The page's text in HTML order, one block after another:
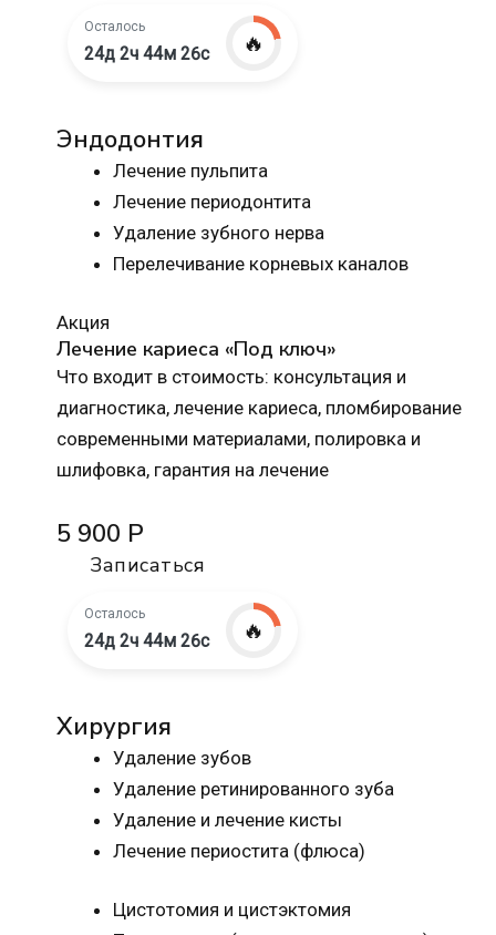
Осталось
24д 2ч 44м 25с 🔥
Эндодонтия
Лечение пульпита
Лечение периодонтита
Удаление зубного нерва
Перелечивание корневых каналов
Акция
Лечение кариеса «Под ключ»
Что входит в стоимость: консультация и
диагностика, лечение кариеса, пломбирование
современными материалами, полировка и
шлифовка, гарантия на лечение
5 900 Р
Записаться
Осталось
24д 2ч 44м 25с 🔥
Хирургия
Удаление зубов
Удаление ретинированного зуба
Удаление и лечение кисты
Лечение периостита (флюса)
Цистотомия и цистэктомия